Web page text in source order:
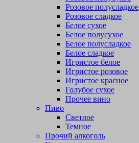
Розовое полусладкое
Розовое сладкое
Белое сухое
Белое полусухое
Белое полусладкое
Белое сладкое
Игристое белое
Игристое розовое
Игристое красное
Голубое сухое
Прочее вино
Пиво
Светлое
Темное
Прочий алкоголь